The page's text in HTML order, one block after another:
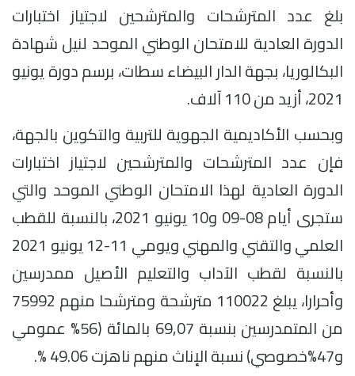
بلغ عدد المترشحات والمترشحين لاجتياز اختبارات
الدورة العادية للامتحان الوطني الموحد لنيل شهادة
البكالوريا، بجهة الدار البيضاء سطات، برسم دورة يونيو
2021، أزيد من 110 آلاف.
وبحسب الأكاديمية الجهوية للتربية والتكوين بالجهة،
فإن عدد المترشحات والمترشحين لاجتياز اختبارات
الدورة العادية لهذا الامتحان الوطني الموحد والتي
ستجرى أيام 08-09 و10 يونيو 2021، بالنسبة للقطب
العلمي والتقني والمهني ويومي 11-12 يونيو 2021
بالنسبة لقطب الآداب والتعليم الأصيل ممدرسين
وأحرارا، يبلغ 110022 مترشحة ومترشحا منهم 75992
من المتمدرسين بنسبة 69,07 بالمائة (56% عمومي
و47%خصوصي) نسبة الإناث منهم ناهزت 49.06 %.